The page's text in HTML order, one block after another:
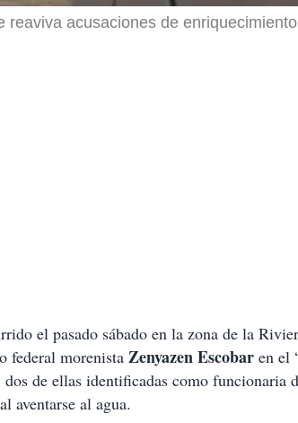
reaviva acusaciones de
el pasado sábado en la zona de la
federal morenista Zenyazen Escobar en el
de ellas identificadas como funcionaria
aventarse al agua.